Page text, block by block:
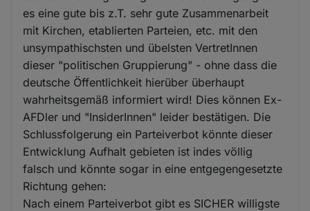
es eine gute bis z.T. sehr gute Zusammenarbeit
mit Kirchen, etablierten Parteien, etc. mit den
unsympathischsten und übelsten VertretInnen
dieser "politischen Gruppierung" - ohne dass die
deutsche Öffentlichkeit hierüber überhaupt
wahrheitsgemäß informiert wird! Dies können Ex-
AFDler und "InsiderInnen" leider bestätigen. Die
Schlussfolgerung ein Parteiverbot könnte dieser
Entwicklung Aufhalt gebieten ist indes völlig
falsch und könnte sogar in eine entgegengesetzte
Richtung gehen:
Nach einem Parteiverbot gibt es SICHER willigste